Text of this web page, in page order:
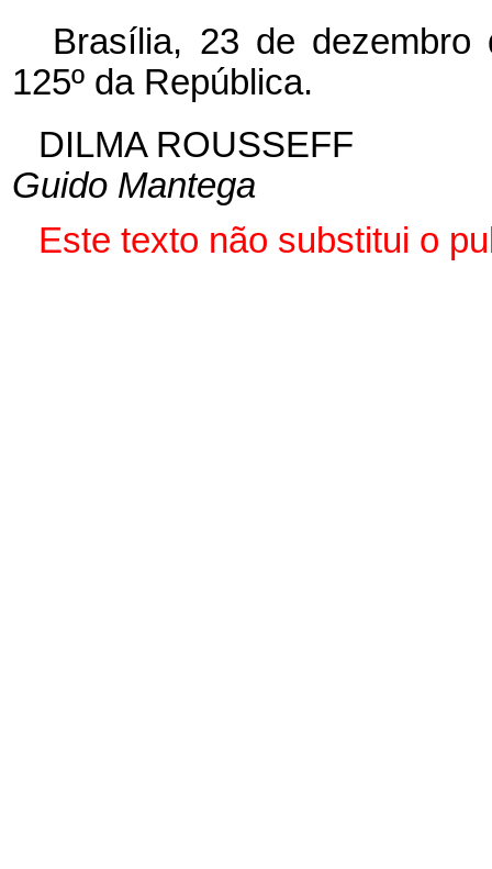
Brasília, 23 de dezembro
125º da República.
DILMA ROUSSEFF
Guido Mantega
Este texto não substitui o